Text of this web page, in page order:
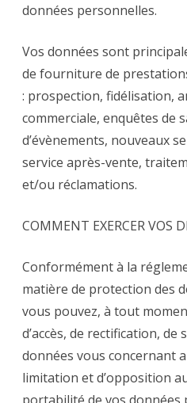
données personnelles.
Vos données sont
de fourniture de
: prospection, fidélisation,
commerciale, enquêtes de
d’évènements, nouveaux
service après-vente,
et/ou réclamations.
COMMENT EXERCER VOS
Conformément à la
matière de protection des
vous pouvez, à tout
d’accès, de rectification, de
données vous concernant
limitation et d’opposition